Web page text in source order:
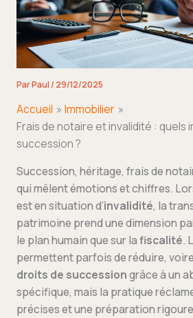
ParPaul/ 29/12/2025
Accueil
Immobilier
Frais de notaire et invalidité : quels
succession ?
Succession, héritage, frais de
qui mêlent émotions et chiffres.
est en situation d’invalidité, la
patrimoine prend une dimension
le plan humain que sur lafiscalité.
permettent parfois de réduire, voire
droits de successiongrâce à un
spécifique, mais la pratique
précises et une préparation